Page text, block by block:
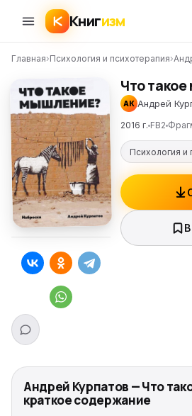
Книгизм
Главная›Психология и психотерапия›
Что
АК Андрей
2016 г. FB2
Психология и
Андрей Курпатов — Что
краткое содержание